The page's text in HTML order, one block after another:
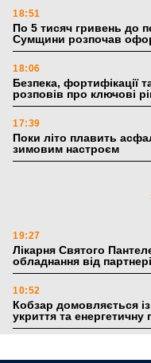
18:51
По 5 тисяч гривень до
Сумщини розпочав
18:06
Безпека, фортифікації
розповів про ключові
17:39
Поки літо плавить
зимовим настроєм
19:27
Лікарня Святого
обладнання від
10:52
Кобзар домовляється
укриття та
Понад 8 мільйонів